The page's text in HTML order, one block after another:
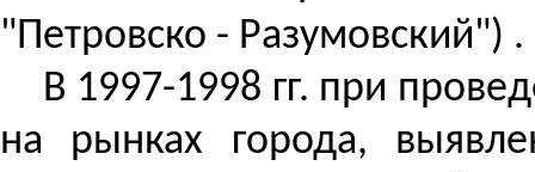
"Петровско - Разумовский") .
В 1997-1998 гг. при
на рынках города,